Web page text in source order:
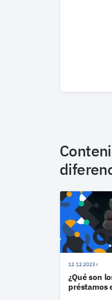
12.12.2023 r
¿Qué son
préstamos